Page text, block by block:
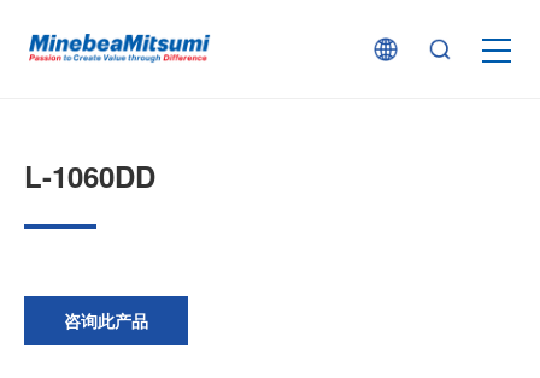
L-1060DD
咨询此产品